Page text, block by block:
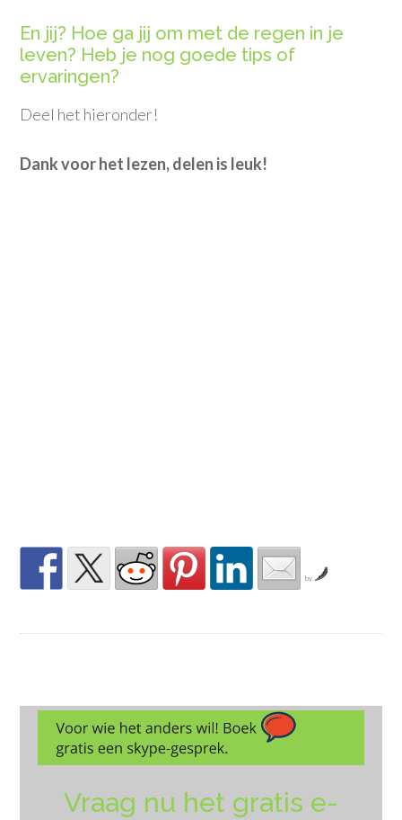
En jij? Hoe ga jij om met de regen in je
leven? Heb je nog goede tips of
ervaringen?
Deel het hieronder!
Dank voor het lezen, delen is leuk!
by
Vraag nu het gratis e-